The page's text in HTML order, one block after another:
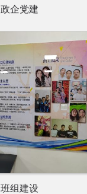
政企党建
班组建设